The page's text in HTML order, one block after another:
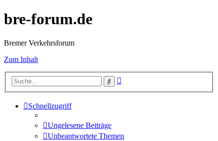
bre-forum.de
Bremer Verkehrsforum
Zum Inhalt
Suche
Schnellzugriff
Ungelesene Beiträge
Unbeantwortete Themen